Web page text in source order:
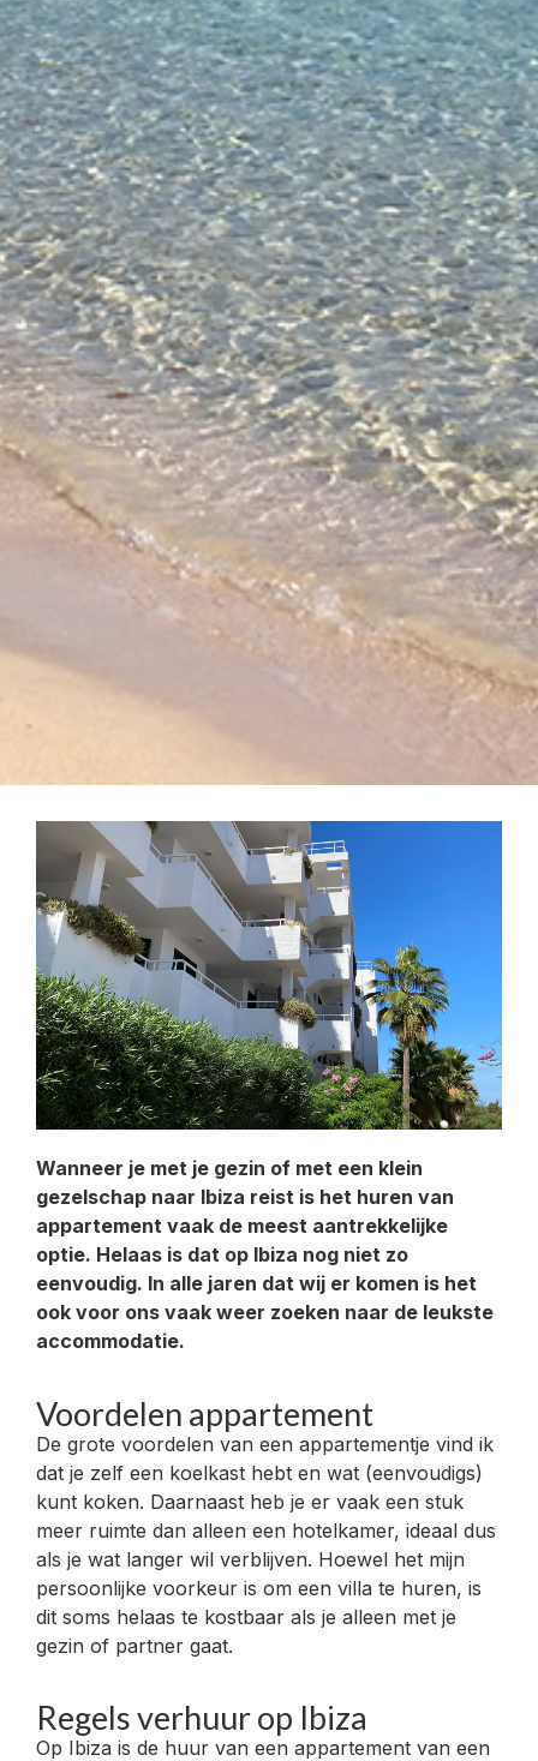
Wanneer je met je gezin of met een klein
gezelschap naar Ibiza reist is het huren van
appartement vaak de meest aantrekkelijke
optie. Helaas is dat op Ibiza nog niet zo
eenvoudig. In alle jaren dat wij er komen is het
ook voor ons vaak weer zoeken naar de leukste
accommodatie.
Voordelen appartement
De grote voordelen van een appartementje vind ik
dat je zelf een koelkast hebt en wat (eenvoudigs)
kunt koken. Daarnaast heb je er vaak een stuk
meer ruimte dan alleen een hotelkamer, ideaal dus
als je wat langer wil verblijven. Hoewel het mijn
persoonlijke voorkeur is om een villa te huren, is
dit soms helaas te kostbaar als je alleen met je
gezin of partner gaat.
Regels verhuur op Ibiza
Op Ibiza is de huur van een appartement van een